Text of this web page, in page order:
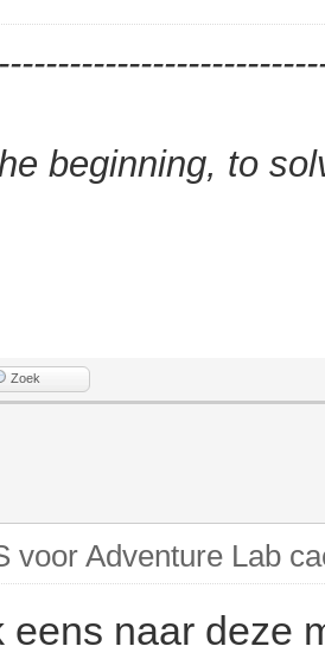
beginning, to
Zoek
voor Adventure Lab
eens naar deze